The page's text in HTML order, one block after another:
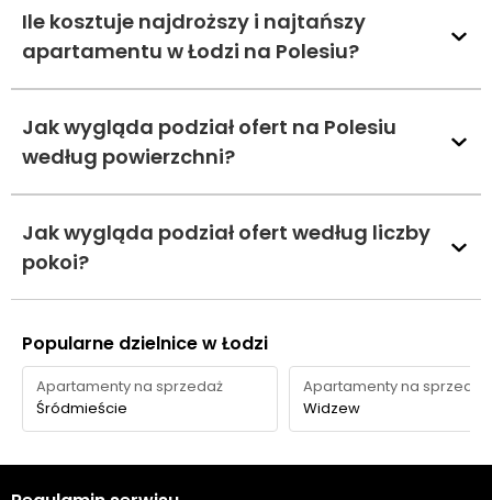
Ile kosztuje najdroższy i najtańszy
apartamentu w Łodzi na Polesiu?
Jak wygląda podział ofert na Polesiu
według powierzchni?
Jak wygląda podział ofert według liczby
pokoi?
Popularne dzielnice w Łodzi
Apartamenty na sprzedaż
Śródmieście
Apartamenty na sprzedaż
Widzew